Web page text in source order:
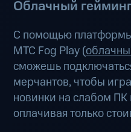
Облачный
С помощью
МТС Fog Play (
сможешь
мерчантов, чтобы
новинки на слабом
оплачивая только